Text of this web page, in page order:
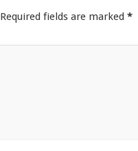
Required fields are marked *